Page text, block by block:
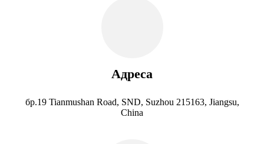
Адреса
бр.19 Tianmushan Road, SND, Suzhou 215163, Jiangsu,
China